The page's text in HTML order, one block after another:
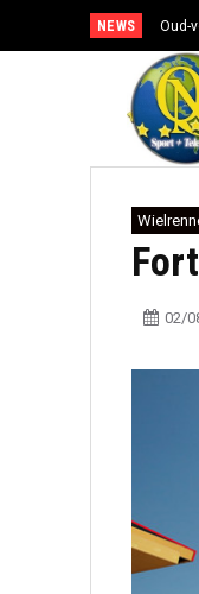
NEWS Oud-
02/